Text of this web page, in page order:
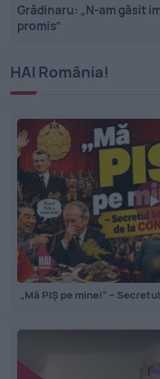
Grădinaru: „N-am găsit
promis”
HAI România!
„Mă PIȘ pe mine!” –